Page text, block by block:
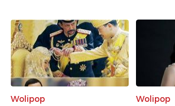
Wolipop
Wolipop